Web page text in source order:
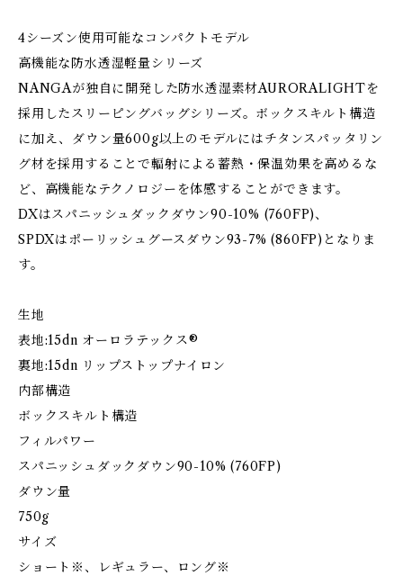
4シーズン使用可能なコンパクトモデル
高機能な防水透湿軽量シリーズ
NANGAが独自に開発した防水透湿素材AURORALIGHTを
採用したスリーピングバッグシリーズ。ボックスキルト構造
に加え、ダウン量600g以上のモデルにはチタンスパッタリン
グ材を採用することで輻射による蓄熱・保温効果を高めるな
ど、高機能なテクノロジーを体感することができます。
DXはスパニッシュダックダウン90-10% (760FP)、
SPDXはポーリッシュグースダウン93-7% (860FP)となりま
す。
生地
表地:15dn オーロラテックス®
裏地:15dn リップストップナイロン
内部構造
ボックスキルト構造
フィルパワー
スパニッシュダックダウン90-10% (760FP)
ダウン量
750g
サイズ
ショート※、レギュラー、ロング※